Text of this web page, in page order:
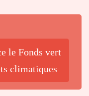
le Fonds vert
climatiques